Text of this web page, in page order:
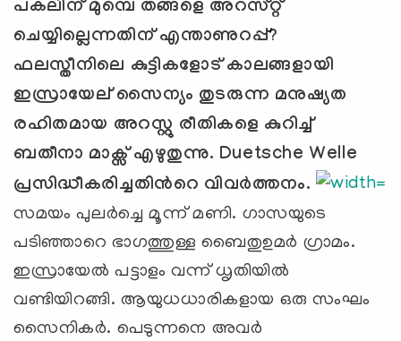
പകലിന് മുമ്പെ തങ്ങളെ അറസ്റ്റ്
ചെയ്യില്ലെന്നതിന് എന്താണുറപ്പ്?
ഫലസ്തീനിലെ കുട്ടികളോട് കാലങ്ങളായി
ഇസ്രായേല് ‍സൈന്യം തുടരുന്ന മനുഷ്യത
രഹിതമായ അറസ്റ്റു രീതികളെ കുറിച്ച്
ബതീനാ മാക്സ് എഴുതുന്നു. Duetsche Welle
പ്രസിദ്ധീകരിച്ചതിന്‍റെ വിവര്‍ത്തനം.
സമയം പുലര്‍ച്ചെ മൂന്ന് മണി. ഗാസയുടെ
പടിഞ്ഞാറെ ഭാഗത്തുള്ള ബൈതുഉമര്‍ ഗ്രാമം.
ഇസ്രായേല്‍ പട്ടാളം വന്ന് ധൃതിയില്‍
വണ്ടിയിറങ്ങി. ആയുധധാരികളായ ഒരു സംഘം
സൈനികര്‍. പെടുന്നനെ അവര്‍